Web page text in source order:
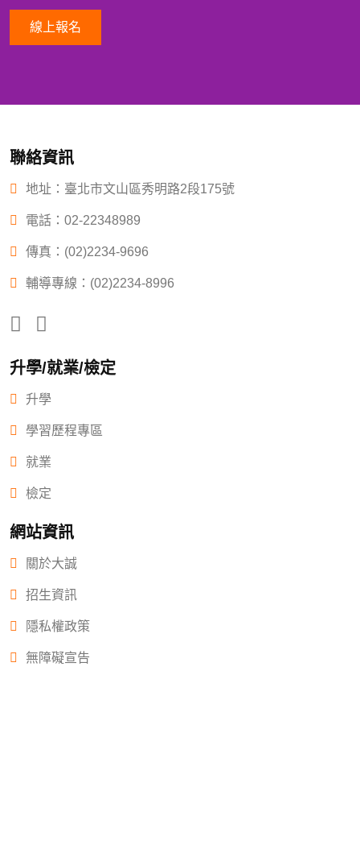
線上報名
聯絡資訊
地址：臺北市文山區秀明路2段175號
電話： 02-22348989
傳真：(02)2234-9696
輔導專線：(02)2234-8996
升學/就業/檢定
升學
學習歷程專區
就業
檢定
網站資訊
關於大誠
招生資訊
隱私權政策
無障礙宣告